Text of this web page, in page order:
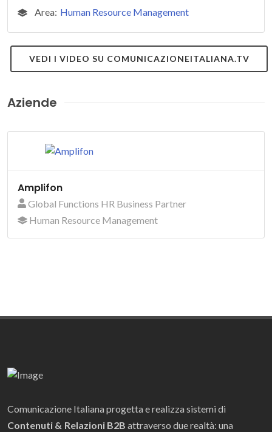
Area: Human Resource Management
VEDI I VIDEO SU COMUNICAZIONEITALIANA.TV
Aziende
Amplifon
Global Functions HR Business Partner
Human Resource Management
Comunicazione Italiana progetta e realizza sistemi di
Contenuti & Relazioni B2B attraverso due realtà: una